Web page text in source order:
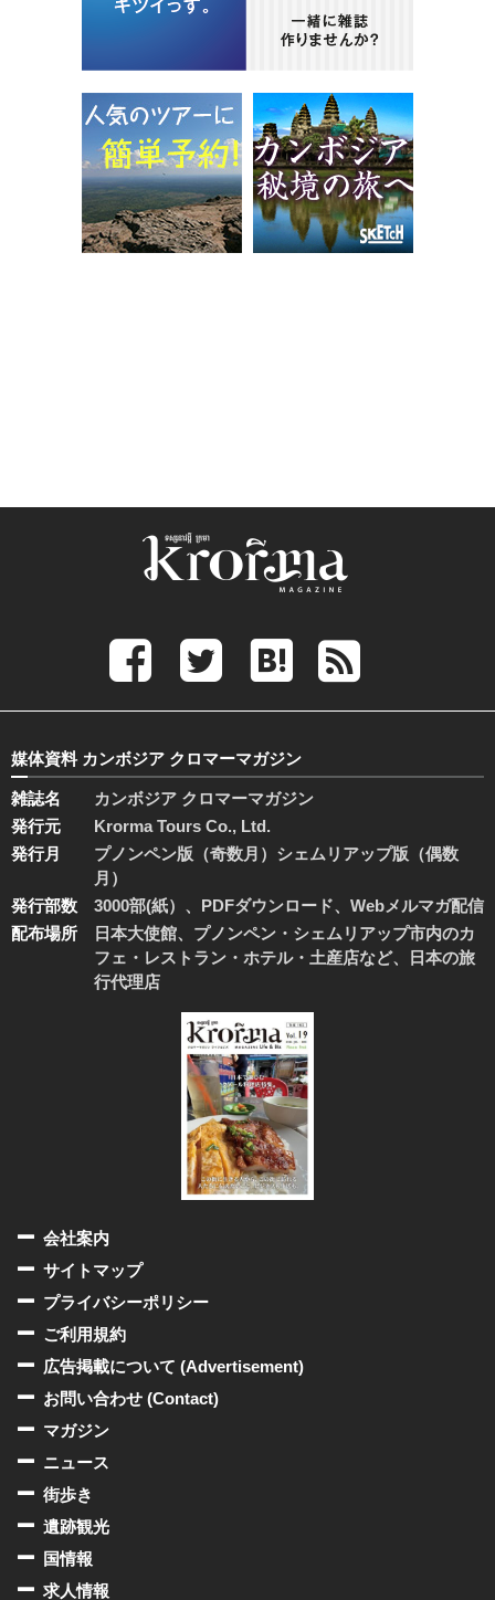
媒体資料 カンボジア クロマーマガジン
雑誌名
カンボジア クロマーマガジン
発行元
Krorma Tours Co., Ltd.
発行月
プノンペン版（奇数月）シェムリアップ版（偶数
月）
発行部数
3000部(紙）、PDFダウンロード、Webメルマガ配信
配布場所
日本大使館、プノンペン・シェムリアップ市内のカ
フェ・レストラン・ホテル・土産店など、日本の旅
行代理店
会社案内
サイトマップ
プライバシーポリシー
ご利用規約
広告掲載について (Advertisement)
お問い合わせ (Contact)
マガジン
ニュース
街歩き
遺跡観光
国情報
求人情報